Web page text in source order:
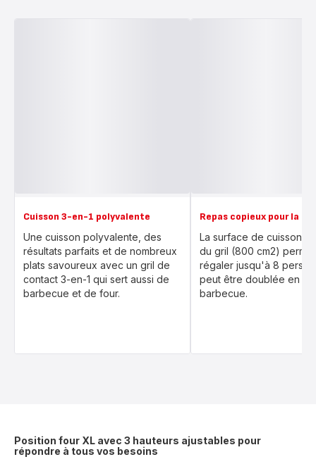
Cuisson 3-en-1 polyvalente
Une cuisson polyvalente, des
résultats parfaits et de nombreux
plats savoureux avec un gril de
contact 3-en-1 qui sert aussi de
barbecue et de four.
Repas copieux pour la
La surface de cuisson
du gril (800 cm2)
régaler jusqu'à 8
peut être doublée en
barbecue.
Position four XL avec 3 hauteurs ajustables pour
répondre à tous vos besoins